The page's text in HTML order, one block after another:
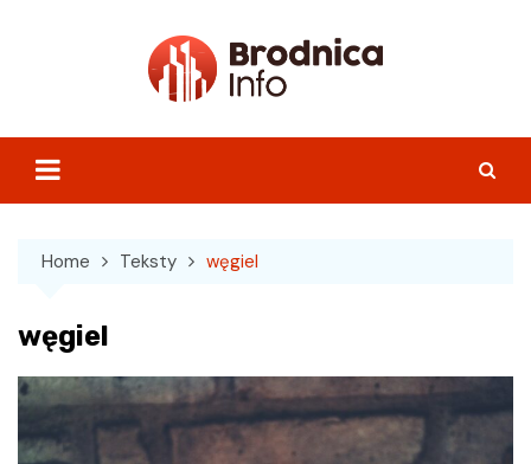
Home Teksty węgiel
węgiel